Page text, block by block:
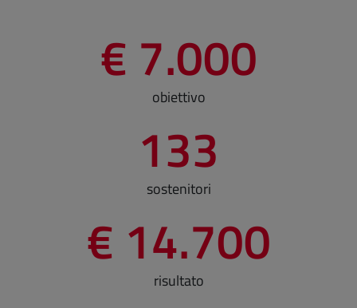
€ 7.000
obiettivo
133
sostenitori
€ 14.700
risultato